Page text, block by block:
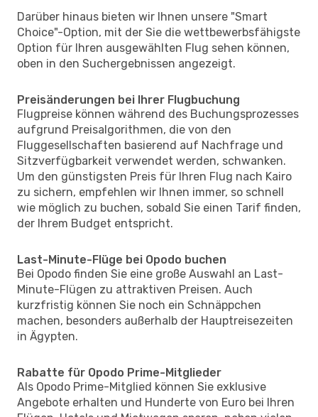
Darüber hinaus bieten wir Ihnen unsere "Smart
Choice"-Option, mit der Sie die wettbewerbsfähigste
Option für Ihren ausgewählten Flug sehen können,
oben in den Suchergebnissen angezeigt.
Preisänderungen bei Ihrer Flugbuchung
Flugpreise können während des Buchungsprozesses
aufgrund Preisalgorithmen, die von den
Fluggesellschaften basierend auf Nachfrage und
Sitzverfügbarkeit verwendet werden, schwanken.
Um den günstigsten Preis für Ihren Flug nach Kairo
zu sichern, empfehlen wir Ihnen immer, so schnell
wie möglich zu buchen, sobald Sie einen Tarif finden,
der Ihrem Budget entspricht.
Last-Minute-Flüge bei Opodo buchen
Bei Opodo finden Sie eine große Auswahl an Last-
Minute-Flügen zu attraktiven Preisen. Auch
kurzfristig können Sie noch ein Schnäppchen
machen, besonders außerhalb der Hauptreisezeiten
in Ägypten.
Rabatte für Opodo Prime-Mitglieder
Als Opodo Prime-Mitglied können Sie exklusive
Angebote erhalten und Hunderte von Euro bei Ihren